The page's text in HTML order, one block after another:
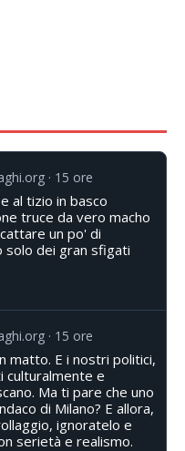
15 ore
al tizio in basco
truce da vero macho
un po' di
solo dei gran sfigati
15 ore
matto. E i nostri politici,
culturalmente e
Ma ti pare che uno
di Milano? E allora,
ignoratelo e
serietà e realismo.